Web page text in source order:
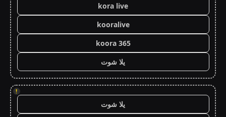
kora live
kooralive
koora 365
يلا شوت
!
يلا شوت